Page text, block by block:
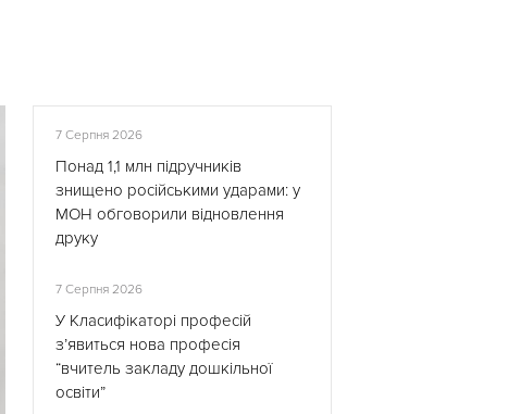
7 Серпня 2026
Понад 1,1 млн підручників
знищено російськими ударами: у
МОН обговорили відновлення
друку
7 Серпня 2026
У Класифікаторі професій
з’явиться нова професія
“вчитель закладу дошкільної
освіти”